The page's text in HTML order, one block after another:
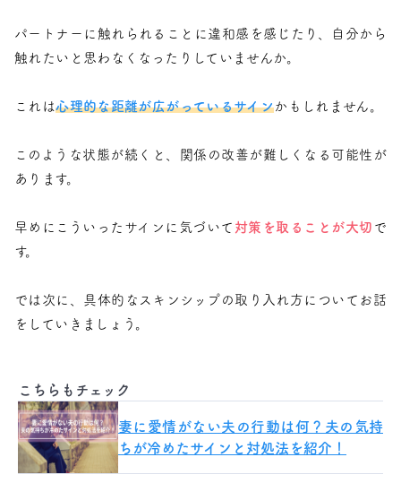
パートナーに触れられることに違和感を感じたり、自分から
触れたいと思わなくなったりしていませんか。
これは心理的な距離が広がっているサインかもしれません。
このような状態が続くと、関係の改善が難しくなる可能性が
あります。
早めにこういったサインに気づいて 対策を取ることが大切 で
す。
では次に、具体的なスキンシップの取り入れ方についてお話
をしていきましょう。
こちらもチェック
妻に愛情がない夫の行動は何？夫の気持
ちが冷めたサインと対処法を紹介！